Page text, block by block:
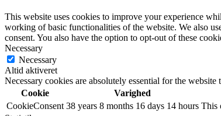
This website uses cookies to improve your experience
working of basic functionalities of the website. We also
consent. You also have the option to opt-out of these
Necessary
Necessary
Altid aktiveret
Necessary cookies are absolutely essential for the
Cookie
Varighed
CookieConsent 38 years 8 months 16 days 14 hours This